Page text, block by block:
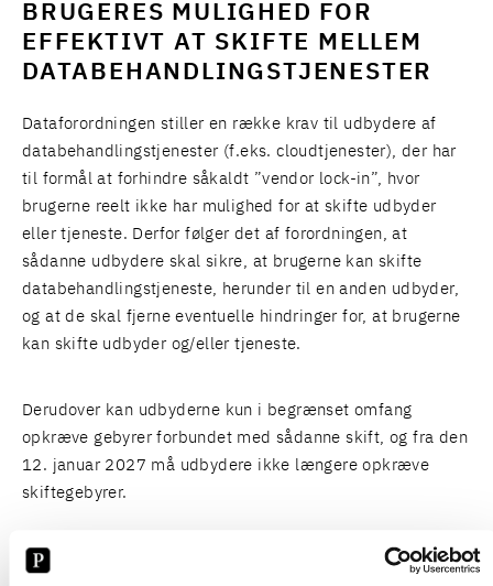
BRUGERES MULIGHED FOR
EFFEKTIVT AT SKIFTE MELLEM
DATABEHANDLINGSTJENESTER
Dataforordningen stiller en række krav til udbydere af
databehandlingstjenester (f.eks. cloudtjenester), der har
til formål at forhindre såkaldt ”vendor lock-in”, hvor
brugerne reelt ikke har mulighed for at skifte udbyder
eller tjeneste. Derfor følger det af forordningen, at
sådanne udbydere skal sikre, at brugerne kan skifte
databehandlingstjeneste, herunder til en anden udbyder,
og at de skal fjerne eventuelle hindringer for, at brugerne
kan skifte udbyder og/eller tjeneste.
Derudover kan udbyderne kun i begrænset omfang
opkræve gebyrer forbundet med sådanne skift, og fra den
12. januar 2027 må udbydere ikke længere opkræve
skiftegebyrer.
Dataforordningen stiller også indholdsmæssige krav til